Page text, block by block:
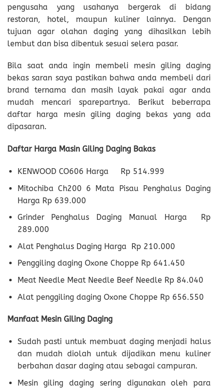
pengusaha yang usahanya bergerak di bidang
restoran, hotel, maupun kuliner lainnya. Dengan
tujuan agar olahan daging yang dihasilkan lebih
lembut dan bisa dibentuk sesuai selera pasar.
Bila saat anda ingin membeli mesin giling daging
bekas saran saya pastikan bahwa anda membeli dari
brand ternama dan masih layak pakai agar anda
mudah mencari sparepartnya. Berikut beberrapa
daftar harga mesin giling daging bekas yang ada
dipasaran.
Daftar Harga Masin Giling Daging Bakas
KENWOOD CO606 Harga Rp 514.999
Mitochiba Ch200 6 Mata Pisau Penghalus Daging
Harga Rp 639.000
Grinder Penghalus Daging Manual Harga Rp
289.000
Alat Penghalus Daging Harga Rp 210.000
Penggiling daging Oxone Choppe Rp 641.450
Meat Needle Meat Needle Beef Needle Rp 84.040
Alat penggiling daging Oxone Choppe Rp 656.550
Manfaat Mesin Giling Daging
Sudah pasti untuk membuat daging menjadi halus
dan mudah diolah untuk dijadikan menu kuliner
berbahan dasar daging atau sebagai campuran.
Mesin giling daging sering digunakan oleh para